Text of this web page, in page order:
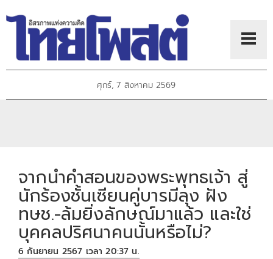
ศุกร์, 7 สิงหาคม 2569
จากนำคำสอนของพระพุทธเจ้า สู่
นักร้องชั้นเซียนคู่บารมีลุง ฝัง
ทษช.-ล้มยิ่งลักษณ์มาแล้ว และใช่
บุคคลปริศนาคนนั้นหรือไม่?
6 กันยายน 2567 เวลา 20:37 น.